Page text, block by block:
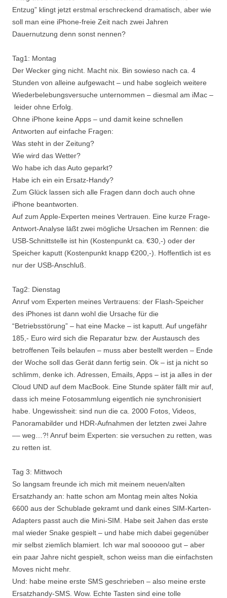
Entzug” klingt jetzt erstmal erschreckend dramatisch, aber wie
soll man eine iPhone-freie Zeit nach zwei Jahren
Dauernutzung denn sonst nennen?
Tag1: Montag
Der Wecker ging nicht. Macht nix. Bin sowieso nach ca. 4
Stunden von alleine aufgewacht – und habe sogleich weitere
Wiederbelebungsversuche unternommen – diesmal am iMac –
leider ohne Erfolg.
Ohne iPhone keine Apps – und damit keine schnellen
Antworten auf einfache Fragen:
Was steht in der Zeitung?
Wie wird das Wetter?
Wo habe ich das Auto geparkt?
Habe ich ein ein Ersatz-Handy?
Zum Glück lassen sich alle Fragen dann doch auch ohne
iPhone beantworten.
Auf zum Apple-Experten meines Vertrauen. Eine kurze Frage-
Antwort-Analyse läßt zwei mögliche Ursachen im Rennen: die
USB-Schnittstelle ist hin (Kostenpunkt ca. €30,-) oder der
Speicher kaputt (Kostenpunkt knapp €200,-). Hoffentlich ist es
nur der USB-Anschluß.
Tag2: Dienstag
Anruf vom Experten meines Vertrauens: der Flash-Speicher
des iPhones ist dann wohl die Ursache für die
“Betriebsstörung” – hat eine Macke – ist kaputt. Auf ungefähr
185,- Euro wird sich die Reparatur bzw. der Austausch des
betroffenen Teils belaufen – muss aber bestellt werden – Ende
der Woche soll das Gerät dann fertig sein. Ok – ist ja nicht so
schlimm, denke ich. Adressen, Emails, Apps – ist ja alles in der
Cloud UND auf dem MacBook. Eine Stunde später fällt mir auf,
dass ich meine Fotosammlung eigentlich nie synchronisiert
habe. Ungewissheit: sind nun die ca. 2000 Fotos, Videos,
Panoramabilder und HDR-Aufnahmen der letzten zwei Jahre
–– weg…?! Anruf beim Experten: sie versuchen zu retten, was
zu retten ist.
Tag 3: Mittwoch
So langsam freunde ich mich mit meinem neuen/alten
Ersatzhandy an: hatte schon am Montag mein altes Nokia
6600 aus der Schublade gekramt und dank eines SIM-Karten-
Adapters passt auch die Mini-SIM. Habe seit Jahen das erste
mal wieder Snake gespielt – und habe mich dabei gegenüber
mir selbst ziemlich blamiert. Ich war mal soooooo gut – aber
ein paar Jahre nicht gespielt, schon weiss man die einfachsten
Moves nicht mehr.
Und: habe meine erste SMS geschrieben – also meine erste
Ersatzhandy-SMS. Wow. Echte Tasten sind eine tolle